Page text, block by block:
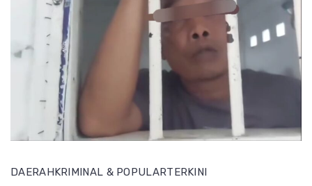
DAERAHKRIMINAL & POPULARTERKINI